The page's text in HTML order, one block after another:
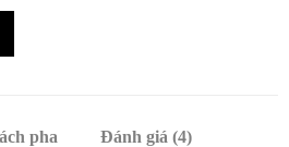
pha Đánh giá (4)